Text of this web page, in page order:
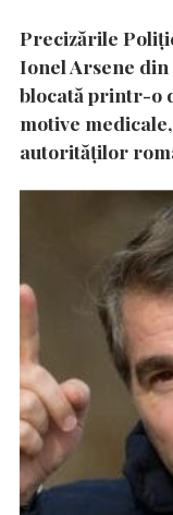
Precizările
Ionel Arsene
blocată printr-o
motive
autorităţilor